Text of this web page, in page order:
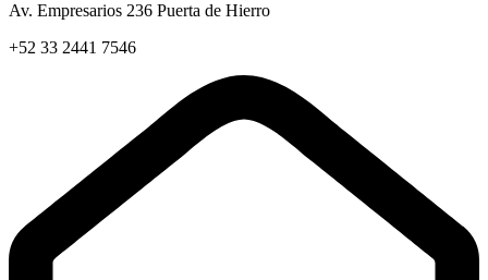
Av. Empresarios 236 Puerta de Hierro
+52 33 2441 7546